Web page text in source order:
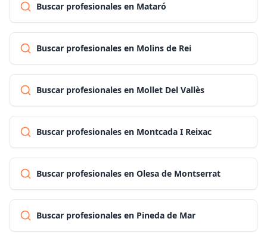
Buscar profesionales en Mataró
Buscar profesionales en Molins de Rei
Buscar profesionales en Mollet Del Vallès
Buscar profesionales en Montcada I Reixac
Buscar profesionales en Olesa de Montserrat
Buscar profesionales en Pineda de Mar